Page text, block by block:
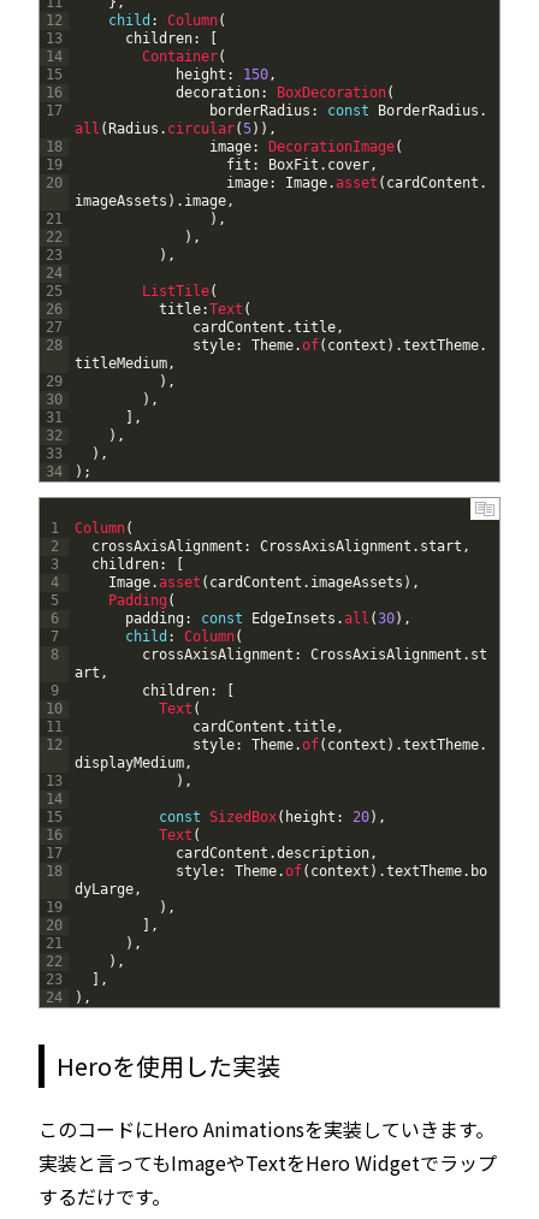
12
13
14
15
16
17
18
19
20
21
22
23
24
25
26
27
28
29
30
31
32
33
34
child : Column(
children:
Container(
height : 150,
decoration: BoxDecoration(
borderRadius : const BorderRadius .
all ( Radius . circular(5) ) ,
image: DecorationImage(
fit : BoxFit . cover,
image: Image.asset ( cardContent .
imageAssets ) . image,
) ,
) ,
) ,
ListTile(
title:Text (
cardContent .title,
style: Theme.of( context ) .textTheme.
titleMedium,
) ,
) ,
,
) ,
) ,
) ;
1
2
3
4
5
6
7
8
9
10
11
12
13
14
15
16
17
18
19
20
21
22
23
24
Column(
crossAxisAlignment : CrossAxisAlignment . start ,
children:
Image.asset ( cardContent . imageAssets ) ,
Padding (
padding : const EdgeInsets .all (30) ,
child : Column(
crossAxisAlignment : CrossAxisAlignment . st
art ,
children:
Text (
cardContent .title,
style: Theme.of( context ) .textTheme.
displayMedium,
) ,
const SizedBox( height : 20) ,
Text (
cardContent .description,
style: Theme.of( context ) .textTheme. bo
dyLarge,
) ,
,
) ,
) ,
,
) ,
Heroを使用した実装
このコードにHero Animationsを実装していきます。
実装と言ってもImageやTextをHero Widgetでラップ
するだけです。